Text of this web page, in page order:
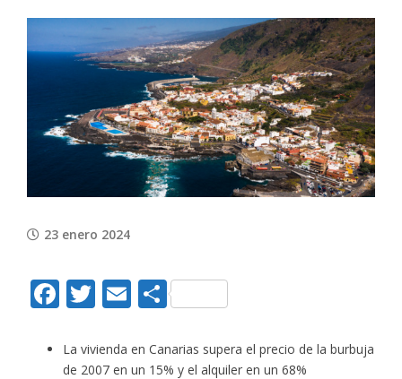
View
Larger
Image
23 enero 2024
Facebook
Twitter
EmailCompartir
La vivienda en Canarias supera el precio de la burbuja
de 2007 en un 15% y el alquiler en un 68%